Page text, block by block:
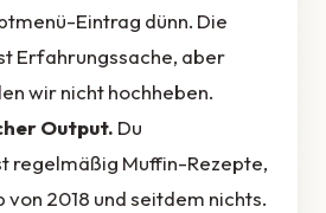
Eintrag dünn. Die
Erfahrungssache, aber
wir nicht hochheben.
Output. Du
regelmäßig Muffin-Rezepte,
von 2018 und seitdem nichts.